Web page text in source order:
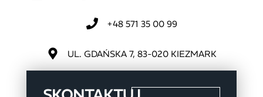
+48 571 35 00 99
UL. GDAŃSKA 7, 83-020 KIEZMARK